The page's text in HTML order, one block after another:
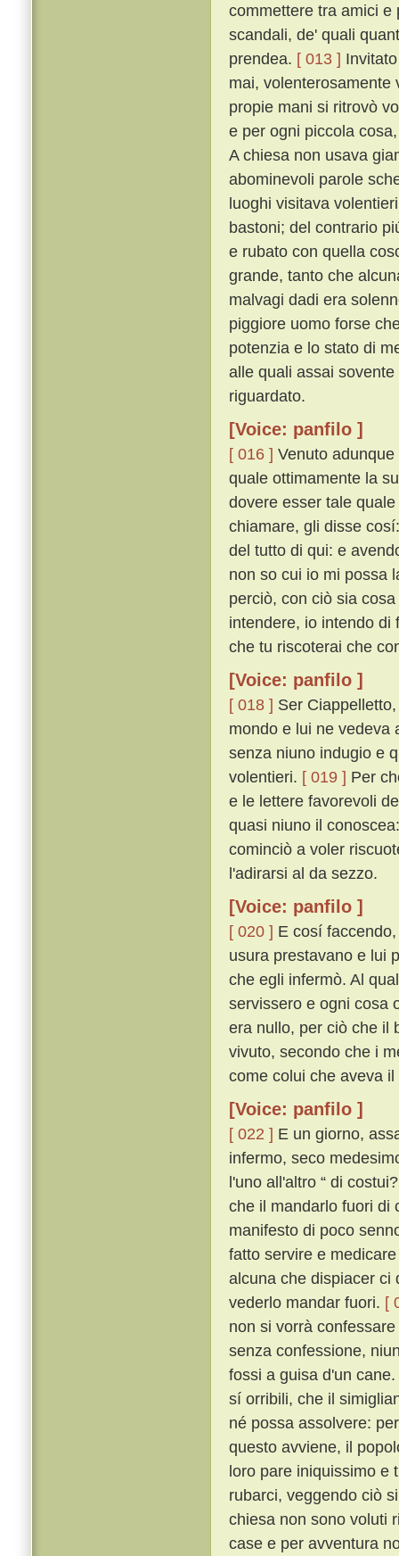
commettere tra amici e
scandali, de' quali
prendea. [ 013 ]
mai, volenterosamente
propie mani si ritrovò
e per ogni piccola
A chiesa non usava
abominevoli parole
luoghi visitava
bastoni; del contrario
e rubato con quella
grande, tanto che
malvagi dadi era
piggiore uomo forse
potenzia e lo stato di
alle quali assai
riguardato.
[Voice: panfilo ]
[ 016 ] Venuto
quale ottimamente la
dovere esser tale
chiamare, gli disse
del tutto di qui: e
non so cui io mi possa
perciò, con ciò sia
intendere, io intendo di
che tu riscoterai che
[Voice: panfilo ]
[ 018 ] Ser
mondo e lui ne vedeva
senza niuno indugio e
volentieri. [ 019 ] Per
e le lettere favorevoli
quasi niuno il
cominciò a voler
l'adirarsi al da sezzo.
[Voice: panfilo ]
[ 020 ] E cosí
usura prestavano e lui
che egli infermò. Al
servissero e ogni cosa
era nullo, per ciò che il
vivuto, secondo che i
come colui che aveva
[Voice: panfilo ]
[ 022 ] E un giorno,
infermo, seco
l'uno all'altro “ di
che il mandarlo fuori di
manifesto di poco
fatto servire e
alcuna che dispiacer ci
vederlo mandar fuori. [
non si vorrà
senza confessione,
fossi a guisa d'un cane.
sí orribili, che il
né possa assolvere:
questo avviene, il
loro pare iniquissimo e
rubarci, veggendo ciò
chiesa non sono voluti
case e per avventura